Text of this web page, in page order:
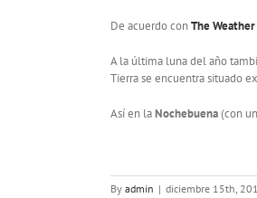
De acuerdo conThe
A la última luna del año
Tierra se encuentra situado
Así en laNochebuena(con
By admin | diciembre 15th,